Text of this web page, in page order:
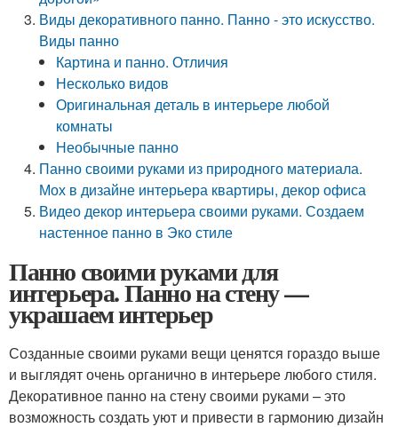
Виды декоративного панно. Панно - это искусство.
Виды панно
Картина и панно. Отличия
Несколько видов
Оригинальная деталь в интерьере любой
комнаты
Необычные панно
Панно своими руками из природного материала.
Мох в дизайне интерьера квартиры, декор офиса
Видео декор интерьера своими руками. Создаем
настенное панно в Эко стиле
Панно своими руками для
интерьера. Панно на стену —
украшаем интерьер
Созданные своими руками вещи ценятся гораздо выше
и выглядят очень органично в интерьере любого стиля.
Декоративное панно на стену своими руками – это
возможность создать уют и привести в гармонию дизайн